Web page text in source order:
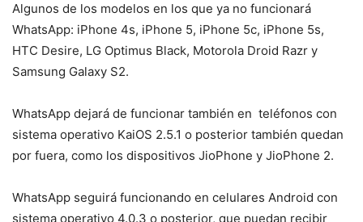
Algunos de los modelos en los que ya no funcionará
WhatsApp: iPhone 4s, iPhone 5, iPhone 5c, iPhone 5s,
HTC Desire, LG Optimus Black, Motorola Droid Razr y
Samsung Galaxy S2.
WhatsApp dejará de funcionar también en teléfonos con
sistema operativo KaiOS 2.5.1 o posterior también quedan
por fuera, como los dispositivos JioPhone y JioPhone 2.
WhatsApp seguirá funcionando en celulares Android con
sistema operativo 4.0.3 o posterior, que puedan recibir